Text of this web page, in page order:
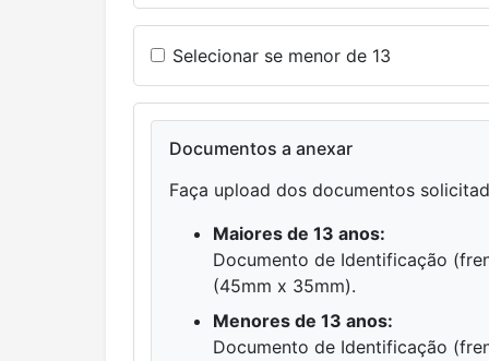
Selecionar se menor de 13
Documentos a anexar
Faça upload dos documentos
Maiores de 13 anos:
Documento de Identificação
(45mm x 35mm).
Menores de 13 anos:
Documento de Identificação